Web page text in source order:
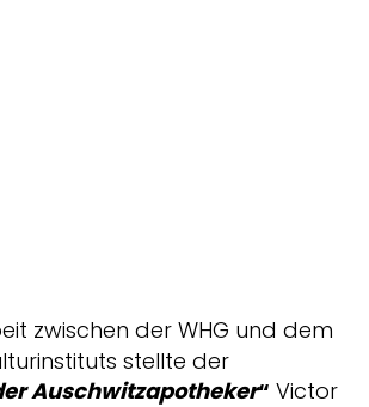
zwischen der WHG und dem
stellte der
Auschwitzapotheker“ Victor